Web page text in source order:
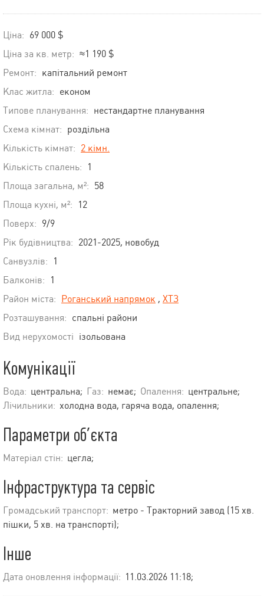
Ціна: 69 000 $
Ціна за кв. метр: ≈1 190 $
Ремонт: капітальний ремонт
Клас житла: економ
Типове планування: нестандартне планування
Схема кімнат: роздільна
Кількість кімнат: 2 кімн.
Кількість спалень:
1
Площа загальна, м²: 58
Площа кухні, м²:
12
Поверх: 9/9
Рік будівництва: 2021-2025, новобуд
Санвузлів:
1
Балконів:
1
Район міста: Роганський напрямок , ХТЗ
Розташування: спальні райони
Вид нерухомості ізольована
Комунікації
Вода: центральна; Газ: немає; Опалення: центральне;
Лічильники: холодна вода, гаряча вода, опалення;
Параметри об’єкта
Матеріал стін: цегла;
Інфраструктура та сервіс
Громадський транспорт: метро - Тракторний завод (15 хв.
пішки, 5 хв. на транспорті);
Інше
Дата оновлення інформації: 11.03.2026 11:18;